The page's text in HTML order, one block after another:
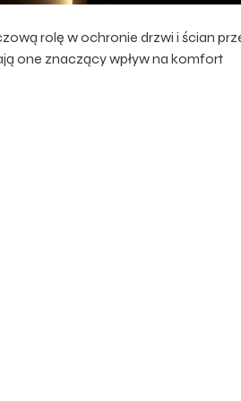
rolę w ochronie drzwi i ścian
one znaczący wpływ na komfort